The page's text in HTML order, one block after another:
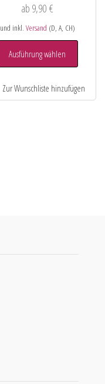
ab 9,90€
und inkl. Versand (D, A, CH)
Ausführung wählen